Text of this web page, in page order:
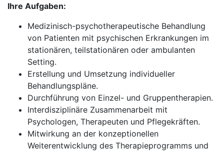
Ihre Aufgaben:
Medizinisch-psychotherapeutische Behandlung
von Patienten mit psychischen Erkrankungen im
stationären, teilstationären oder ambulanten
Setting.
Erstellung und Umsetzung individueller
Behandlungspläne.
Durchführung von Einzel- und Gruppentherapien.
Interdisziplinäre Zusammenarbeit mit
Psychologen, Therapeuten und Pflegekräften.
Mitwirkung an der konzeptionellen
Weiterentwicklung des Therapieprogramms und